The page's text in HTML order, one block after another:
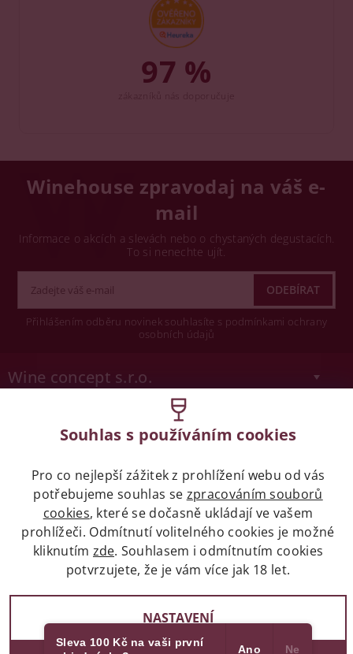
97 %
Winehouse zpravodaj na váš e-
mail
Informace o akcích a slevách nebo o chystaných degustacích.
To si nenechte ujít.
Přihlášením odběru novinek souhlasíte s podmínkami ochrany
osobních údajů
Wine concept s.r.o.
mladších 18 let.
Naše služby
Vše o nákupu
2017 - 2026 © winehouse.cz, všechna práva vyhrazena
Souhlas s používáním cookies
Pro co nejlepší zážitek z prohlížení webu od vás
potřebujeme souhlas se zpracováním souborů
cookies, které se dočasně ukládají ve vašem
prohlížeči. Odmítnutí volitelného cookies je možné
kliknutím zde. Souhlasem i odmítnutím cookies
potvrzujete, že je vám více jak 18 let.
NASTAVENÍ
Sleva 100 Kč na vaši první
Ano Ne